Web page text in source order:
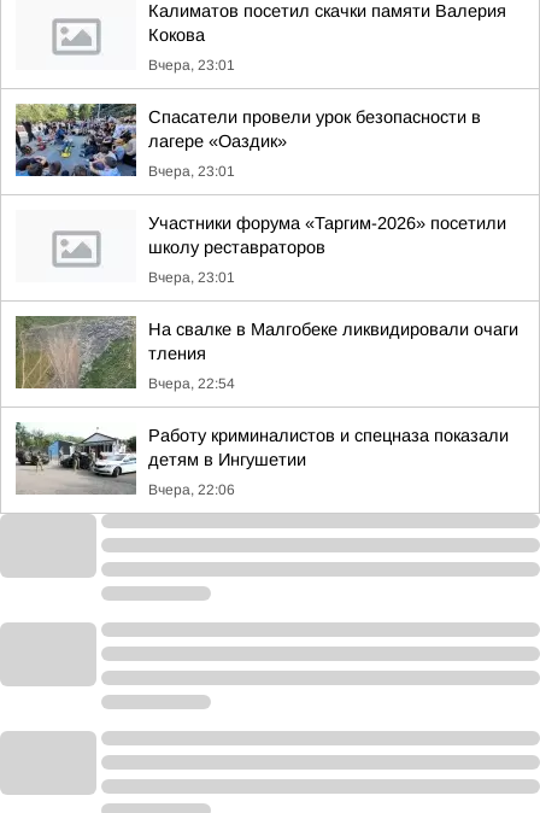
Калиматов посетил скачки памяти Валерия
Кокова
Вчера, 23:01
Спасатели провели урок безопасности в
лагере «Оаздик»
Вчера, 23:01
Участники форума «Таргим-2026» посетили
школу реставраторов
Вчера, 23:01
На свалке в Малгобеке ликвидировали очаги
тления
Вчера, 22:54
Работу криминалистов и спецназа показали
детям в Ингушетии
Вчера, 22:06